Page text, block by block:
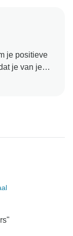
je positieve
je van je
onze dag